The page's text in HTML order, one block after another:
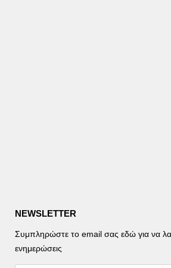
NEWSLETTER
Συμπληρώστε το email σας εδώ για να
ενημερώσεις